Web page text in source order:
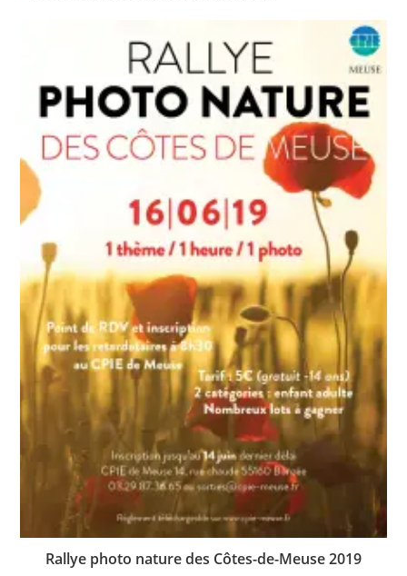
Rallye photo nature des Côtes-de-Meuse 2019